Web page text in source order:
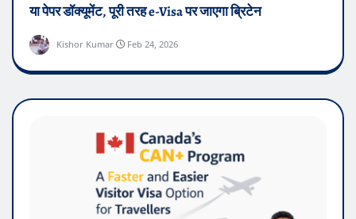
या पेपर डॉक्यूमेंट, पूरी तरह e-Visa पर जाएगा ब्रिटेन
Kishor Kumar Feb 24, 2026